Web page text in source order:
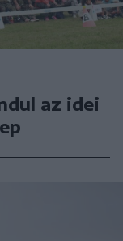
az idei